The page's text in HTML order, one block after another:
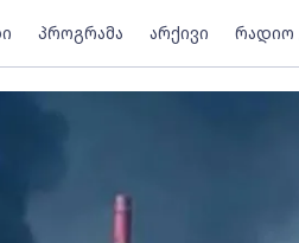
პროგრამა არქივი რადიო